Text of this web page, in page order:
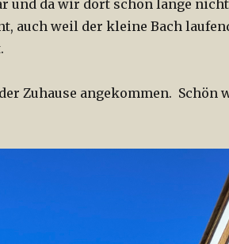
und da wir dort schon lange
auch weil der kleine Bach
Zuhause angekommen. Schön